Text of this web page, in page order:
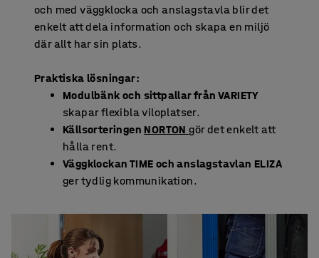
och med väggklocka och anslagstavla blir det
enkelt att dela information och skapa en miljö
där allt har sin plats.
Praktiska lösningar:
Modulbänk och sittpallar från VARIETY
skapar flexibla viloplatser.
Källsorteringen NORTONgör det enkelt att
hålla rent.
Väggklockan TIME och anslagstavlan ELIZA
ger tydlig kommunikation.